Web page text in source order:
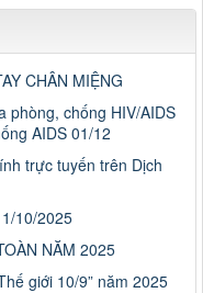
CHÂN MIỆNG
phòng, chống HIV/AIDS
AIDS 01/12
trực tuyến trên Dịch
10/2025
NĂM 2025
giới 10/9” năm 2025